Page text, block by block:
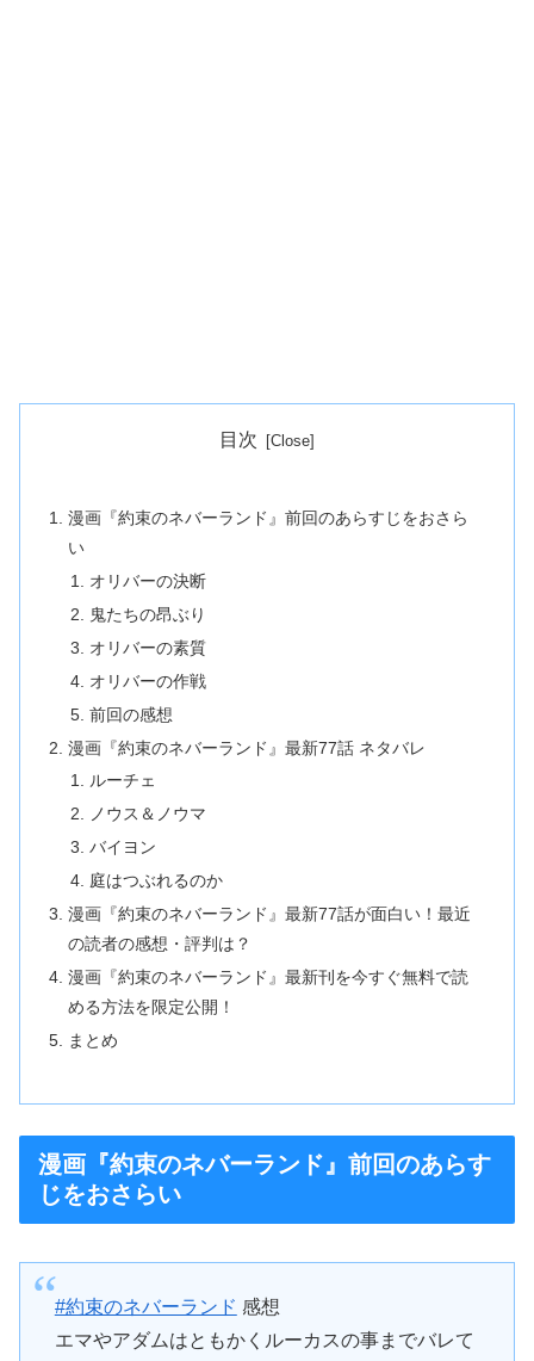
目次
漫画『約束のネバーランド』前回のあらすじをおさら
い
オリバーの決断
鬼たちの昂ぶり
オリバーの素質
オリバーの作戦
前回の感想
漫画『約束のネバーランド』最新77話 ネタバレ
ルーチェ
ノウス＆ノウマ
バイヨン
庭はつぶれるのか
漫画『約束のネバーランド』最新77話が面白い！最近
の読者の感想・評判は？
漫画『約束のネバーランド』最新刊を今すぐ無料で読
める方法を限定公開！
まとめ
漫画『約束のネバーランド』前回のあらす
じをおさらい
#約束のネバーランド 感想
エマやアダムはともかくルーカスの事までバレて